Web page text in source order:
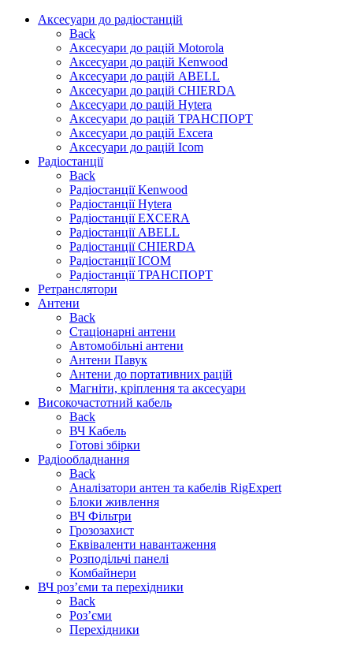
Аксесуари до радіостанцій
Back
Аксесуари до рацій Motorola
Аксесуари до рацій Kenwood
Аксесуари до рацій ABELL
Аксесуари до рацій CHIERDA
Аксесуари до рацій Hytera
Аксесуари до рацій ТРАНСПОРТ
Аксесуари до рацій Excera
Аксесуари до рацій Icom
Радіостанції
Back
Радіостанції Kenwood
Радіостанції Hytera
Радіостанції EXCERA
Радіостанції ABELL
Радіостанції CHIERDA
Радіостанції ICOM
Радіостанції ТРАНСПОРТ
Ретранслятори
Антени
Back
Стаціонарні антени
Автомобільні антени
Антени Павук
Антени до портативних рацій
Магніти, кріплення та аксесуари
Високочастотний кабель
Back
ВЧ Кабель
Готові збірки
Радіообладнання
Back
Аналізатори антен та кабелів RigExpert
Блоки живлення
ВЧ Фільтри
Грозозахист
Еквіваленти навантаження
Розподільчі панелі
Комбайнери
ВЧ роз’єми та перехідники
Back
Роз’єми
Перехідники